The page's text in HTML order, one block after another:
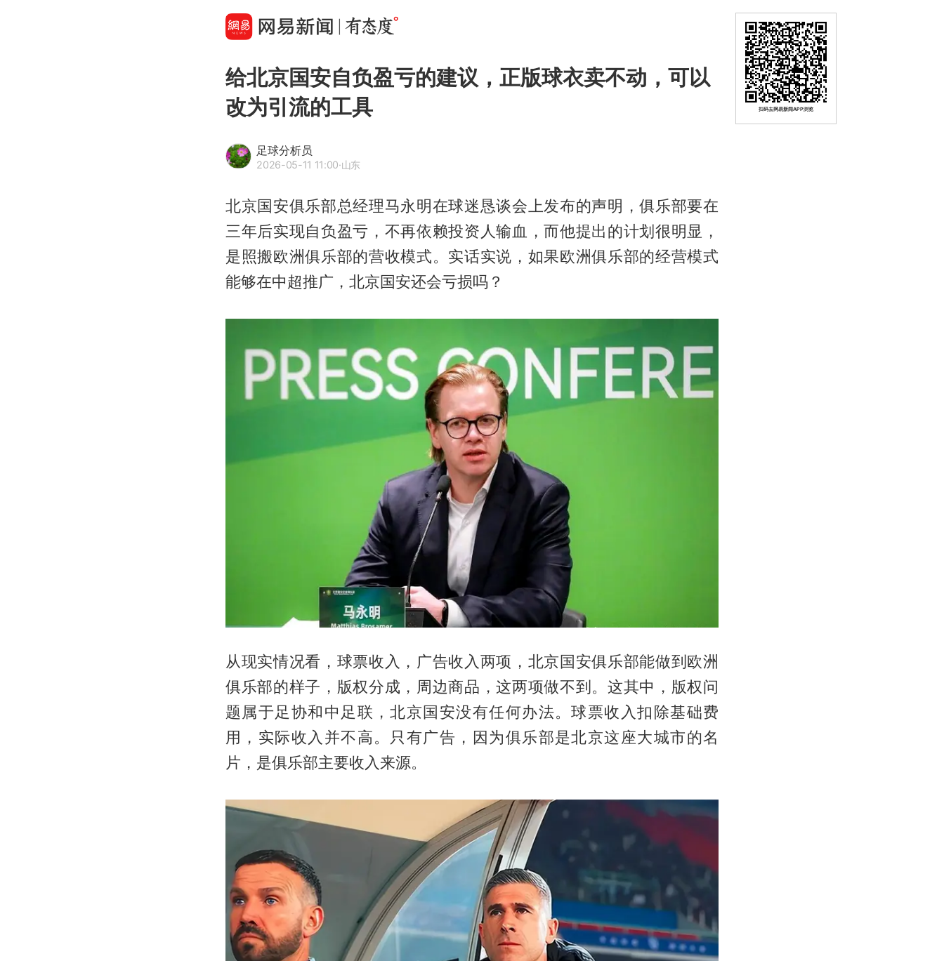
给北京国安自负盈亏的建议，正版球衣卖不动，可以
改为引流的工具
足球分析员
2026-05-11 11:00·山东
北京国安俱乐部总经理马永明在球迷恳谈会上发布的声明，俱乐部要在
三年后实现自负盈亏，不再依赖投资人输血，而他提出的计划很明显，
是照搬欧洲俱乐部的营收模式。实话实说，如果欧洲俱乐部的经营模式
能够在中超推广，北京国安还会亏损吗？
从现实情况看，球票收入，广告收入两项，北京国安俱乐部能做到欧洲
俱乐部的样子，版权分成，周边商品，这两项做不到。这其中，版权问
题属于足协和中足联，北京国安没有任何办法。球票收入扣除基础费
用，实际收入并不高。只有广告，因为俱乐部是北京这座大城市的名
片，是俱乐部主要收入来源。
扫码去网易新闻APP浏览